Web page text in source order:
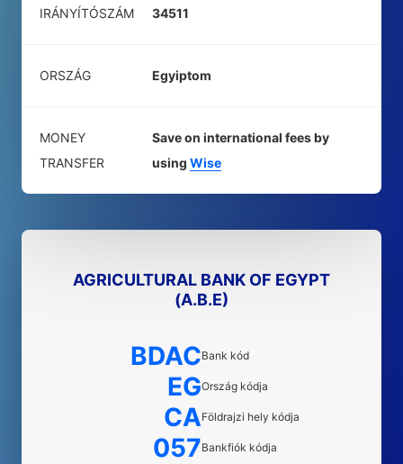
IRÁNYÍTÓSZÁM 34511
ORSZÁG Egyiptom
MONEY
TRANSFER
Save on international fees by
using Wise
AGRICULTURAL BANK OF EGYPT
(A.B.E)
BDACBank kód
EGOrszág kódja
CAFöldrajzi hely kódja
057Bankfiók kódja